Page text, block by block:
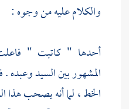
والكلام عليه من وجوه :
أحدها " كاتبت "
المشهور بين السيد وعبده
الخط ، لما أنه يصحب هذا